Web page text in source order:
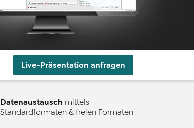
Live-Präsentation anfragen
Datenaustausch mittels
Standardformaten & freien Formaten